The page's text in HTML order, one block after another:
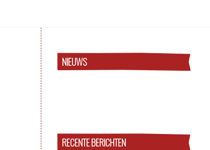
NIEUWS
RECENTE BERICHTEN